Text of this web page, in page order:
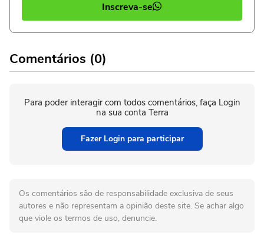
Inscreva-se
Comentários (0)
Para poder interagir com todos comentários, faça Login
na sua conta Terra
Fazer Login para participar
Os comentários são de responsabilidade exclusiva de seus
autores e não representam a opinião deste site. Se achar algo
que viole os termos de uso, denuncie.